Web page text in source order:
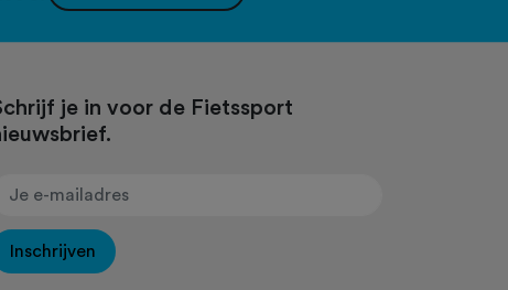
je in voor de Fietssport
Inschrijven